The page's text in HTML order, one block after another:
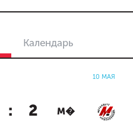
Календарь
10 МАЯ
: 2 М�